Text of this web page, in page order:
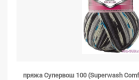
пряжа Супервош 100 (Superwash